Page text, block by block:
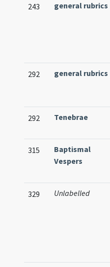
243 general rubrics
292 general rubrics
292 Tenebrae
315
Baptismal
Vespers
329 Unlabelled